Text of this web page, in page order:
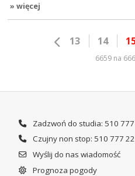
» więcej
13 14
6659 na
Zadzwoń do studia: 510
Czujny non stop: 510 777
Wyślij do nas wiadomość
Prognoza pogody